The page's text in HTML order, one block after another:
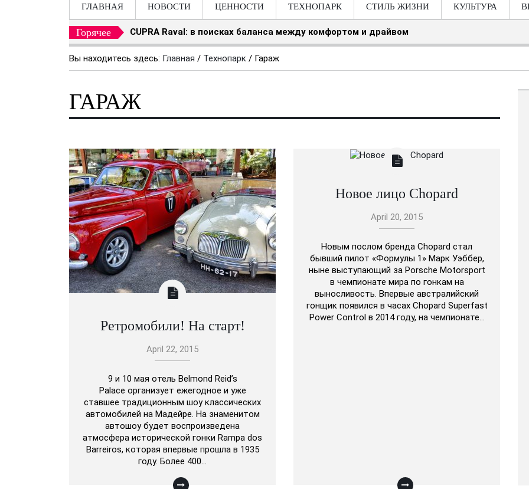
ГЛАВНАЯ НОВОСТИ ЦЕННОСТИ ТЕХНОПАРК СТИЛЬ ЖИЗНИ КУЛЬТУРА
Горячее CUPRA Raval: в поисках баланса между комфортом и драйвом
Вы находитесь здесь: Главная / Технопарк / Гараж
ГАРАЖ
Ретромобили! На старт!
April 22, 2015
9 и 10 мая отель Belmond Reid’s
Palace организует ежегодное и уже
ставшее традиционным шоу классических
автомобилей на Мадейре. На знаменитом
автошоу будет воспроизведена
атмосфера исторической гонки Rampa dos
Barreiros, которая впервые прошла в 1935
году. Более 400…
Новое лицо Chopard
April 20, 2015
Новым послом бренда Chopard стал
бывший пилот «Формулы 1» Марк Уэббер,
ныне выступающий за Porsche Motorsport
в чемпионате мира по гонкам на
выносливость. Впервые австралийский
гонщик появился в часах Chopard Superfast
Power Control в 2014 году, на чемпионате…